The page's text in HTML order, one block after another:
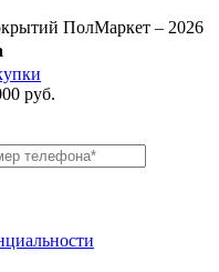
ПолМаркет – 2026
руб.